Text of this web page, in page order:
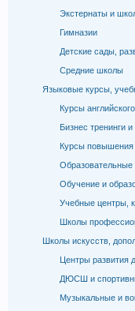
Экстернаты и
Гимназии
Детские сады,
Средние школы
Языковые курсы,
Курсы
Бизнес тренинги
Курсы повышения
Обучение и
Учебные центры,
Школы
Школы искусств,
Центры развития
ДЮСШ и
Музыкальные и